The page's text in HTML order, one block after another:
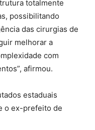
totalmente
possibilitando
das cirurgias de
melhorar a
com
afirmou.
estaduais
o ex-prefeito de